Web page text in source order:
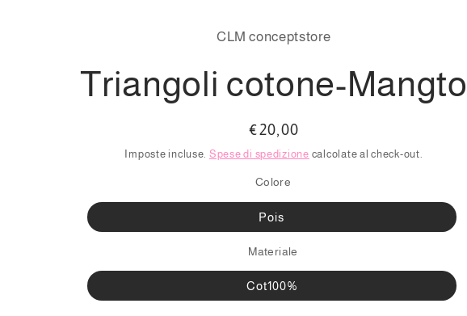
CLM conceptstore
Triangoli cotone-Mangto
Prezzo
di
listino
€20,00
Imposte incluse. Spese di spedizione calcolate al check-out.
Colore
Pois
Materiale
Cot100%